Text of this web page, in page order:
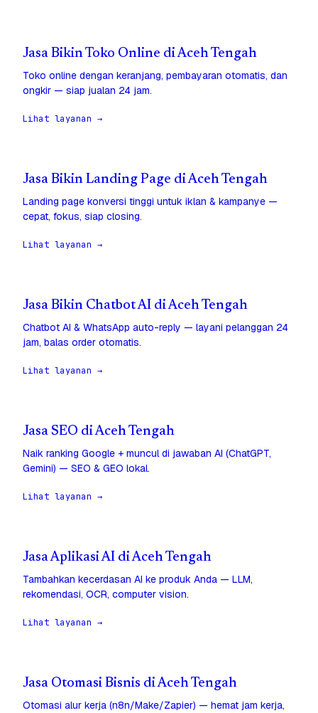
Jasa Bikin Toko Online di Aceh Tengah
Toko online dengan keranjang, pembayaran otomatis, dan
ongkir — siap jualan 24 jam.
Lihat layanan →
Jasa Bikin Landing Page di Aceh Tengah
Landing page konversi tinggi untuk iklan & kampanye —
cepat, fokus, siap closing.
Lihat layanan →
Jasa Bikin Chatbot AI di Aceh Tengah
Chatbot AI & WhatsApp auto-reply — layani pelanggan 24
jam, balas order otomatis.
Lihat layanan →
Jasa SEO di Aceh Tengah
Naik ranking Google + muncul di jawaban AI (ChatGPT,
Gemini) — SEO & GEO lokal.
Lihat layanan →
Jasa Aplikasi AI di Aceh Tengah
Tambahkan kecerdasan AI ke produk Anda — LLM,
rekomendasi, OCR, computer vision.
Lihat layanan →
Jasa Otomasi Bisnis di Aceh Tengah
Otomasi alur kerja (n8n/Make/Zapier) — hemat jam kerja,